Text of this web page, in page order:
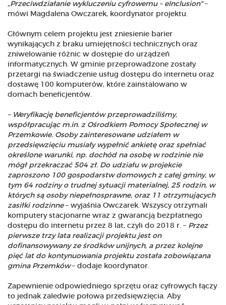
„Przeciwdziałanie wykluczeniu cyfrowemu – eInclusion"–
mówi Magdalena Owczarek, koordynator projektu.
Głównym celem projektu jest zniesienie barier
wynikających z braku umiejętności technicznych oraz
zniwelowanie różnic w dostępie do urządzeń
informatycznych. W gminie przeprowadzone zostały
przetargi na świadczenie usług dostępu do internetu oraz
dostawę 100 komputerów, które zainstalowano w
domach beneficjentów.
– Weryfikację beneficjentów przeprowadziliśmy,
współpracując m.in. z Ośrodkiem Pomocy Społecznej w
Przemkowie. Osoby zainteresowane udziałem w
przedsięwzięciu musiały wypełnić ankietę oraz spełniać
określone warunki, np. dochód na osobę w rodzinie nie
mógł przekraczać 504 zł. Do udziału w projekcie
zaproszono 100 gospodarstw domowych z całej gminy, w
tym 64 rodziny o trudnej sytuacji materialnej, 25 rodzin, w
których są osoby niepełnosprawne, oraz 11 otrzymujących
zasiłki rodzinne– wyjaśnia Owczarek. Wszyscy otrzymali
komputery stacjonarne wraz z gwarancją bezpłatnego
dostępu do internetu przez 8 lat, czyli do 2018 r. – Przez
pierwsze trzy lata realizacji projektu jest on
dofinansowywany ze środków unijnych, a przez kolejne
pięć lat do kontynuowania projektu została zobowiązana
gmina Przemków– dodaje koordynator.
Zapewnienie odpowiedniego sprzętu oraz cyfrowych łączy
to jednak zaledwie połowa przedsięwzięcia. Aby